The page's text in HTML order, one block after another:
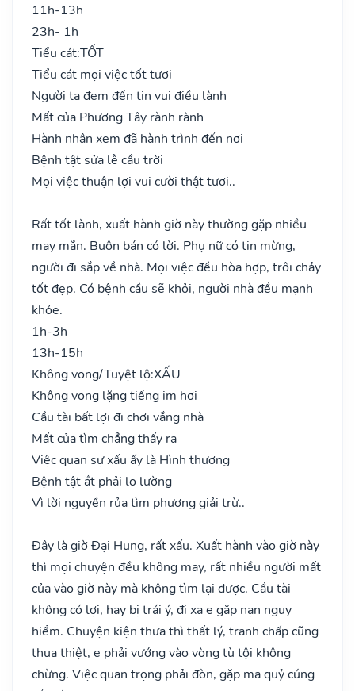
11h-13h
23h- 1h
Tiểu cát:TỐT
Tiểu cát mọi việc tốt tươi
Người ta đem đến tin vui điều lành
Mất của Phương Tây rành rành
Hành nhân xem đã hành trình đến nơi
Bệnh tật sửa lễ cầu trời
Mọi việc thuận lợi vui cười thật tươi..
Rất tốt lành, xuất hành giờ này thường gặp nhiều
may mắn. Buôn bán có lời. Phụ nữ có tin mừng,
người đi sắp về nhà. Mọi việc đều hòa hợp, trôi chảy
tốt đẹp. Có bệnh cầu sẽ khỏi, người nhà đều mạnh
khỏe.
1h-3h
13h-15h
Không vong/Tuyệt lộ:XẤU
Không vong lặng tiếng im hơi
Cầu tài bất lợi đi chơi vắng nhà
Mất của tìm chẳng thấy ra
Việc quan sự xấu ấy là Hình thương
Bệnh tật ắt phải lo lường
Vì lời nguyền rủa tìm phương giải trừ..
Đây là giờ Đại Hung, rất xấu. Xuất hành vào giờ này
thì mọi chuyện đều không may, rất nhiều người mất
của vào giờ này mà không tìm lại được. Cầu tài
không có lợi, hay bị trái ý, đi xa e gặp nạn nguy
hiểm. Chuyện kiện thưa thì thất lý, tranh chấp cũng
thua thiệt, e phải vướng vào vòng tù tội không
chừng. Việc quan trọng phải đòn, gặp ma quỷ cúng